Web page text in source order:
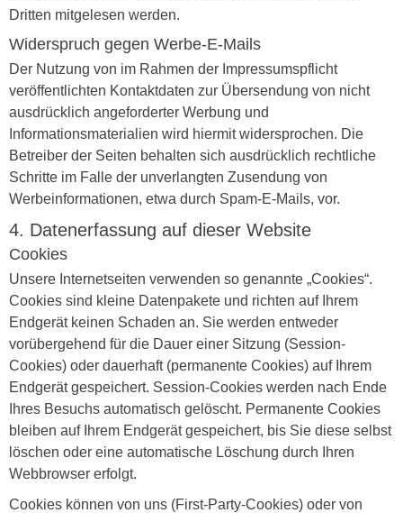
Dritten mitgelesen werden.
Widerspruch gegen Werbe-E-Mails
Der Nutzung von im Rahmen der Impressumspflicht
veröffentlichten Kontaktdaten zur Übersendung von nicht
ausdrücklich angeforderter Werbung und
Informationsmaterialien wird hiermit widersprochen. Die
Betreiber der Seiten behalten sich ausdrücklich rechtliche
Schritte im Falle der unverlangten Zusendung von
Werbeinformationen, etwa durch Spam-E-Mails, vor.
4. Datenerfassung auf dieser Website
Cookies
Unsere Internetseiten verwenden so genannte „Cookies“.
Cookies sind kleine Datenpakete und richten auf Ihrem
Endgerät keinen Schaden an. Sie werden entweder
vorübergehend für die Dauer einer Sitzung (Session-
Cookies) oder dauerhaft (permanente Cookies) auf Ihrem
Endgerät gespeichert. Session-Cookies werden nach Ende
Ihres Besuchs automatisch gelöscht. Permanente Cookies
bleiben auf Ihrem Endgerät gespeichert, bis Sie diese selbst
löschen oder eine automatische Löschung durch Ihren
Webbrowser erfolgt.
Cookies können von uns (First-Party-Cookies) oder von